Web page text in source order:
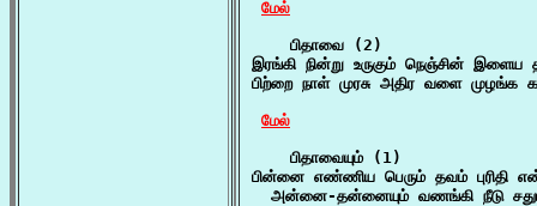
மேல்
    பிதாவை (2)
இரங்கி நின்று உருகும் நெஞ்சின்
பிற்றை நாள் முரசு அதிர வளை
மேல்
    பிதாவையும் (1)
பின்னை எண்ணிய பெரும் தவம் புரிதி
அன்னை-தன்னையும் வணங்கி நீடு